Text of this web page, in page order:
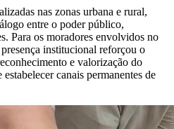
nas zonas urbana e rural,
entre o poder público,
Para os moradores envolvidos no
institucional reforçou o
e valorização do
canais permanentes de